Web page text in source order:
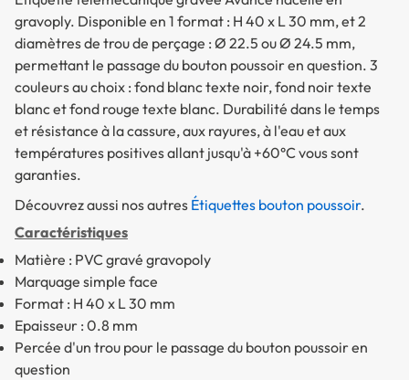
gravoply. Disponible en 1 format : H 40 x L 30 mm, et 2
diamètres de trou de perçage : Ø 22.5 ou Ø 24.5 mm,
permettant le passage du bouton poussoir en question. 3
couleurs au choix : fond blanc texte noir, fond noir texte
blanc et fond rouge texte blanc. Durabilité dans le temps
et résistance à la cassure, aux rayures, à l'eau et aux
températures positives allant jusqu'à +60°C vous sont
garanties.
Découvrez aussi nos autres Étiquettes bouton poussoir.
Caractéristiques
Matière : PVC gravé gravopoly
Marquage simple face
Format : H 40 x L 30 mm
Epaisseur : 0.8 mm
Percée d'un trou pour le passage du bouton poussoir en
question